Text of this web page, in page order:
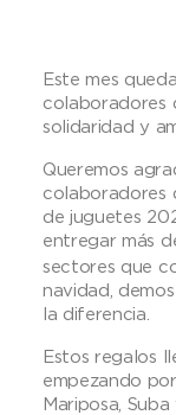
Este mes
colaboradores
solidaridad y
Queremos
colaboradores
de juguetes
entregar más
sectores que
navidad,
la diferencia.
Estos regalos
empezando
Mariposa,